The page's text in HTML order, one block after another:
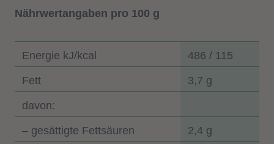
Nährwertangaben pro 100 g
Energie kJ/kcal 486 / 115
Fett 3,7 g
davon:
– gesättigte Fettsäuren 2,4 g